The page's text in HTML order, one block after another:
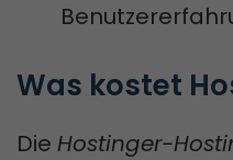
Was kostet
Die Hostinger-